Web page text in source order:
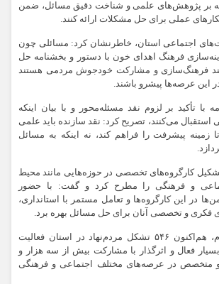
بر پژوهش‌های علمی و شناخت دقیق مسائل، ضمن
عملی برای حل مشکلات ارائه کنند.
اجتماعی استان، خاطرنشان کرد: مسائلی چون
فرهنگ اهدای خون با دستور و بخشنامه حل
فرهنگ‌سازی و مشارکت خودجوش مردمی هستند
این عرصه‌ها پیشرو باشند.
با تأکید بر لزوم نقد مسئله‌محور و با بیان اینکه
استقبال می‌کنند، تصریح کرد: نقد سازنده باید علمی
زمینه پیشرفت را فراهم کند، نه اینکه به مسائل
کارگروه‌های تخصصی در حوزه‌هایی مانند محیط
و فرهنگی را مطرح کرد و گفت: با حضور
در این کارگروه‌ها و تعامل مستمر با استانداری،
فکری و تخصصی آنان برای حل مسائل بهره برد.
به گفته استاندار ایلام، هم‌اکنون ۵۴۶ تشکل مردم‌نهاد در استان فعالیت
۳۵۱ تشکل بسیار فعال و اثرگذار با مشارکت بیش از سه هزار و
و متخصص در عرصه‌های مختلف اجتماعی و فرهنگی